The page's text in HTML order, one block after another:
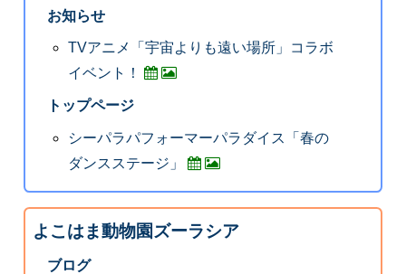
お知らせ
TVアニメ「宇宙よりも遠い場所」コラボ
イベント！
トップページ
シーパラパフォーマーパラダイス「春の
ダンスステージ」
よこはま動物園ズーラシア
ブログ